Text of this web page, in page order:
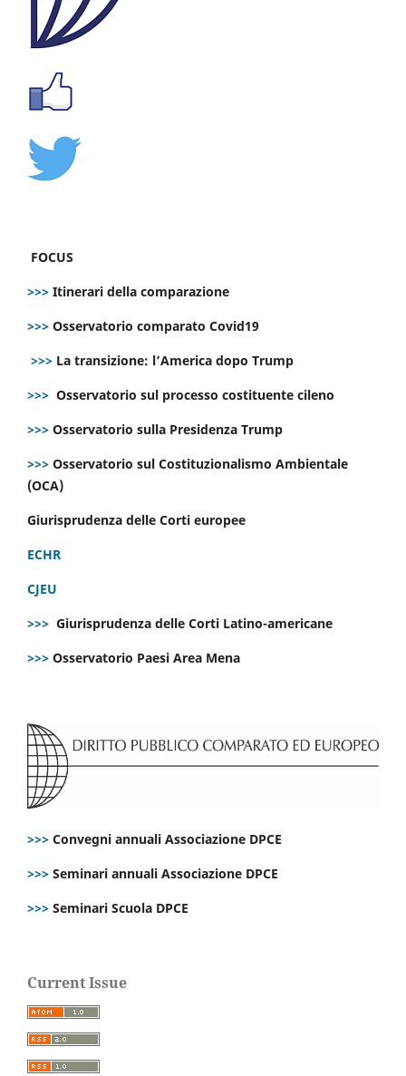
FOCUS
>>> Itinerari della comparazione
>>> Osservatorio comparato Covid19
>>> La transizione: l’America dopo Trump
>>> Osservatorio sul processo costituente cileno
>>> Osservatorio sulla Presidenza Trump
>>> Osservatorio sul Costituzionalismo Ambientale
(OCA)
Giurisprudenza delle Corti europee
ECHR
CJEU
>>> Giurisprudenza delle Corti Latino-americane
>>> Osservatorio Paesi Area Mena
>>> Convegni annuali Associazione DPCE
>>> Seminari annuali Associazione DPCE
>>> Seminari Scuola DPCE
Current Issue